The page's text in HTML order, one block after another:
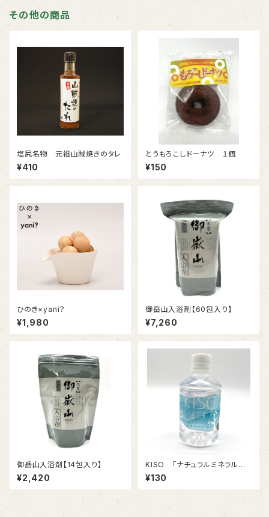
その他の商品
塩尻名物 元祖山賊焼きのタレ
¥410
とうもろこしドーナツ １個
¥150
ひのき×yani？
¥1,980
御岳山入浴剤【60包入り】
¥7,260
御岳山入浴剤【14包入り】
¥2,420
KISO 「ナチュラルミネラルウォ
ーター」280ml
¥130